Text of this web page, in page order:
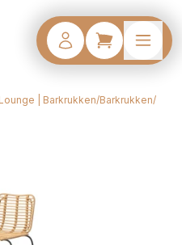
| Barkrukken/Barkrukken/